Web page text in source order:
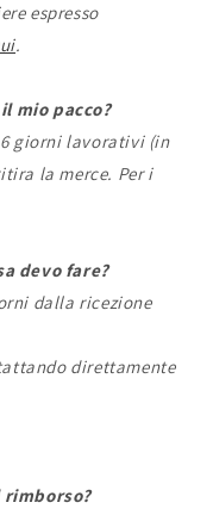
espresso
.
mio pacco?
giorni lavorativi (in
la merce. Per i
devo fare?
dalla ricezione
direttamente